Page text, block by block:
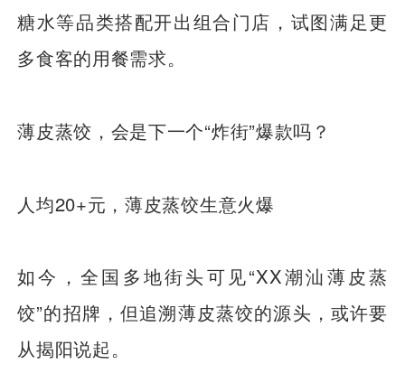
糖水等品类搭配开出组合门店，试图满足更
多食客的用餐需求。
薄皮蒸饺，会是下一个“炸街”爆款吗？
人均20+元，薄皮蒸饺生意火爆
如今，全国多地街头可见“XX潮汕薄皮蒸
饺”的招牌，但追溯薄皮蒸饺的源头，或许要
从揭阳说起。